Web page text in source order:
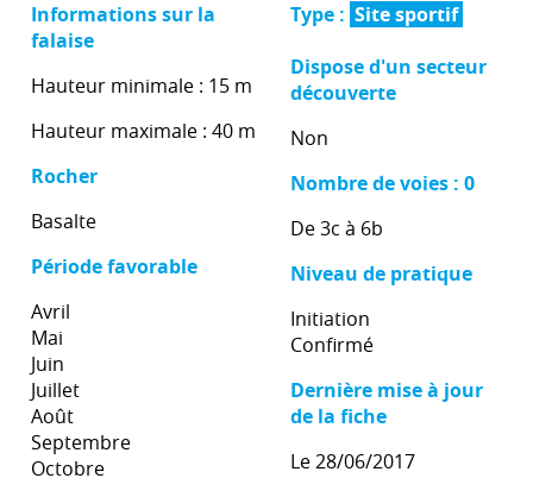
Informations sur la
falaise
Hauteur minimale : 15 m
Hauteur maximale : 40 m
Rocher
Basalte
Période favorable
Avril
Mai
Juin
Juillet
Août
Septembre
Octobre
Type : Site sportif
Dispose d'un secteur
découverte
Non
Nombre de voies : 0
De 3c à 6b
Niveau de pratique
Initiation
Confirmé
Dernière mise à jour
de la fiche
Le 28/06/2017